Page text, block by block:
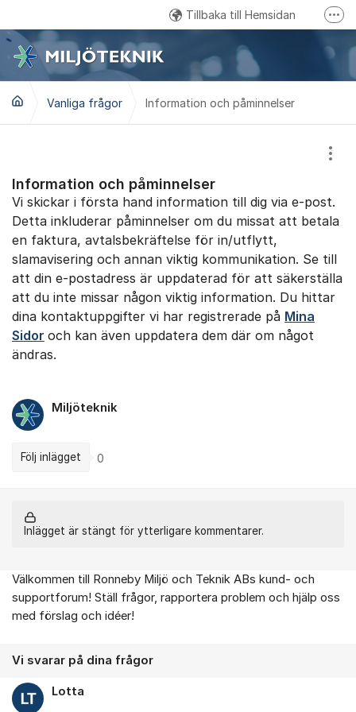
Tillbaka till Hemsidan
Kundtjänst: 0457 - 61 88 15
Email: kundservice@miljoteknik.ronneby.se
Gå till Facebook
Vanliga frågor Information och påminnelser
Information och påminnelser
Vi skickar i första hand information till dig via e-post.
Detta inkluderar påminnelser om du missat att betala
en faktura, avtalsbekräftelse för in/utflytt,
slamavisering och annan viktig kommunikation. Se till
att din e-postadress är uppdaterad för att säkerställa
att du inte missar någon viktig information. Du hittar
dina kontaktuppgifter vi har registrerade på Mina
Sidor och kan även uppdatera dem där om något
ändras.
Miljöteknik
Följ inlägget 0
Inlägget är stängt för ytterligare kommentarer.
Om forumet
Välkommen till Ronneby Miljö och Teknik ABs kund- och
supportforum! Ställ frågor, rapportera problem och hjälp oss
med förslag och idéer!
Vi svarar på dina frågor
Lotta